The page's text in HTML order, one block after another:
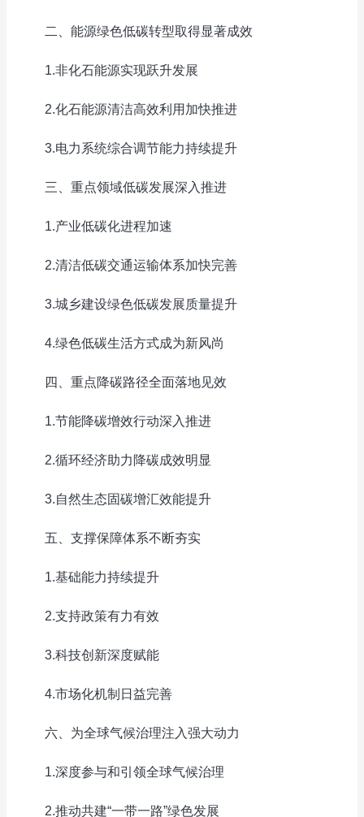
二、能源绿色低碳转型取得显著成效
1.非化石能源实现跃升发展
2.化石能源清洁高效利用加快推进
3.电力系统综合调节能力持续提升
三、重点领域低碳发展深入推进
1.产业低碳化进程加速
2.清洁低碳交通运输体系加快完善
3.城乡建设绿色低碳发展质量提升
4.绿色低碳生活方式成为新风尚
四、重点降碳路径全面落地见效
1.节能降碳增效行动深入推进
2.循环经济助力降碳成效明显
3.自然生态固碳增汇效能提升
五、支撑保障体系不断夯实
1.基础能力持续提升
2.支持政策有力有效
3.科技创新深度赋能
4.市场化机制日益完善
六、为全球气候治理注入强大动力
1.深度参与和引领全球气候治理
2.推动共建“一带一路”绿色发展